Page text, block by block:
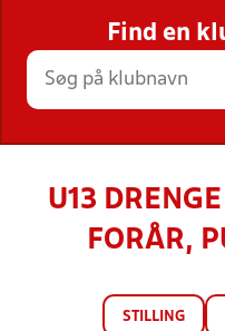
STILLINGER,
Find en
U13
FORÅR,
STILLING